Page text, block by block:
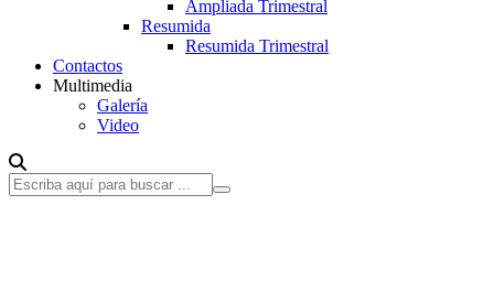
Ampliada Trimestral
Resumida
Resumida Trimestral
Contactos
Multimedia
Galería
Video